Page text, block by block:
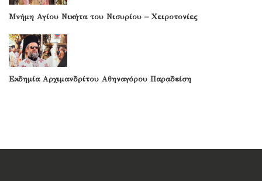
Μνήμη Αγίου Νικήτα του Νισυρίου – Χειροτονίες
Εκδημία Αρχιμανδρίτου Αθηναγόρου Παραδείση